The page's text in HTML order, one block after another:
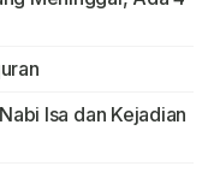
Isa dan Kejadian